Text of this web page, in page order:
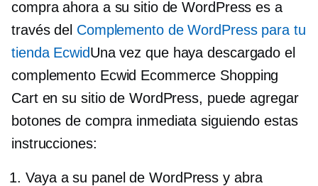
compra ahora a su sitio de WordPress es a
través del Complemento de WordPress para tu
tienda EcwidUna vez que haya descargado el
complemento Ecwid Ecommerce Shopping
Cart en su sitio de WordPress, puede agregar
botones de compra inmediata siguiendo estas
instrucciones:
Vaya a su panel de WordPress y abra